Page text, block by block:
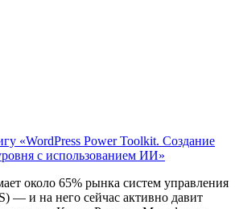
«WordPress Power Toolkit. Создание
с использованием ИИ»
около 65% рынка систем управления
— и на него сейчас активно давит